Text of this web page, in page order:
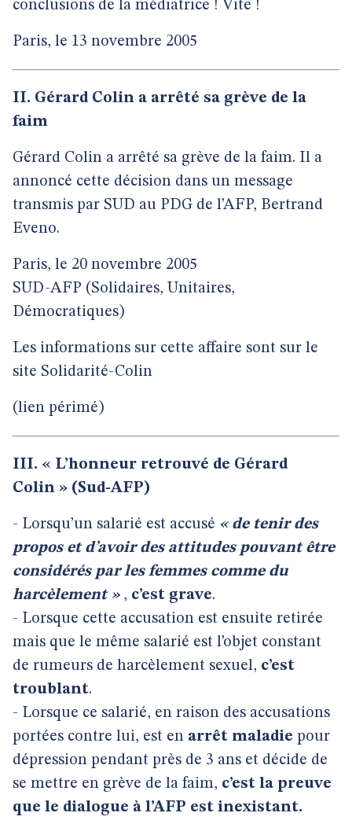
conclusions de la médiatrice ! Vite !
Paris, le 13 novembre 2005
II. Gérard Colin a arrêté sa grève de la
faim
Gérard Colin a arrêté sa grève de la faim. Il a
annoncé cette décision dans un message
transmis par SUD au PDG de l’AFP, Bertrand
Eveno.
Paris, le 20 novembre 2005
SUD-AFP (Solidaires, Unitaires,
Démocratiques)
Les informations sur cette affaire sont sur le
site Solidarité-Colin
(lien périmé)
III. « L’honneur retrouvé de Gérard
Colin » (Sud-AFP)
- Lorsqu’un salarié est accusé « de tenir des
propos et d’avoir des attitudes pouvant être
considérés par les femmes comme du
harcèlement » , c’est grave.
- Lorsque cette accusation est ensuite retirée
mais que le même salarié est l’objet constant
de rumeurs de harcèlement sexuel, c’est
troublant.
- Lorsque ce salarié, en raison des accusations
portées contre lui, est en arrêt maladie pour
dépression pendant près de 3 ans et décide de
se mettre en grève de la faim, c’est la preuve
que le dialogue à l’AFP est inexistant.